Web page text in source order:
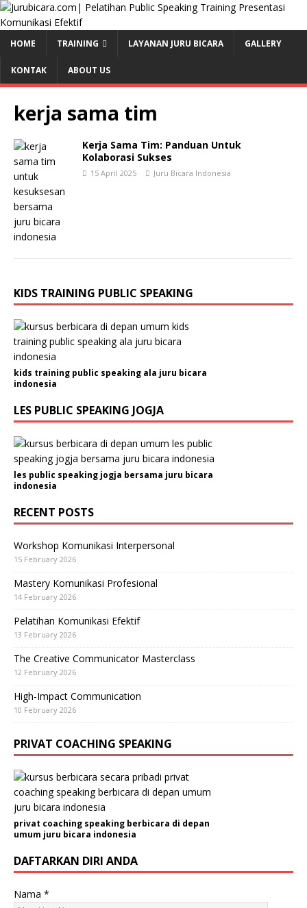
HOME TRAINING LAYANAN JURU BICARA GALLERY
KONTAK ABOUT US
kerja sama tim
Kerja Sama Tim: Panduan Untuk
Kolaborasi Sukses
15 April 2025 Juru Bicara Indonesia
KIDS TRAINING PUBLIC SPEAKING
kids training public speaking ala juru bicara
indonesia
LES PUBLIC SPEAKING JOGJA
les public speaking jogja bersama juru bicara
indonesia
RECENT POSTS
Workshop Komunikasi Interpersonal
15 February 2026
Mastery Komunikasi Profesional
14 February 2026
Pelatihan Komunikasi Efektif
13 February 2026
The Creative Communicator Masterclass
12 February 2026
High-Impact Communication
10 February 2026
PRIVAT COACHING SPEAKING
privat coaching speaking berbicara di depan
umum juru bicara indonesia
DAFTARKAN DIRI ANDA
Nama *